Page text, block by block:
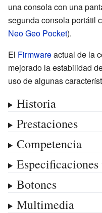
una consola con una
segunda consola portátil
Neo Geo Pocket).
El Firmwareactual de la
mejorado la estabilidad
uso de algunas
Historia
Prestaciones
Competencia
Especificaciones
Botones
Multimedia